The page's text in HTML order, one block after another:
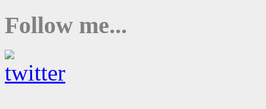
Follow me...